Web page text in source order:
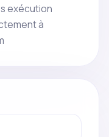
exécution
à